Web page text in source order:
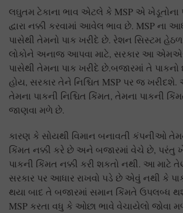
લઘુતમ ટેકાના ભાવ એટલે કે MSP એ ખેડૂતોના
દ્વારા નક્કી કરવામાં આવેલ ભાવ છે. MSP ના
પાસેથી તેમનો પાક ખરીદે છે. રેશન સિસ્ટમ
લોકોને અનાજ આપવા માટે, સરકાર આ
પાસેથી તેમના પાક ખરીદે છે.બજારમાં તે
હોય, સરકાર તેને નિશ્ચિત MSP પર જ
તેમના પાકની નિશ્ચિત કિંમત, તેમના પાકની
જાણવા મળે છે.
કારણ કે સોયથી વિમાન બનાવતી કંપનીઓ
કિંમત નક્કી કરે છે અને બજારમાં વેચે છે, પરંતુ
પાકની કિંમત નક્કી કરી શકતો નથી. આ
સરકાર પર આધાર રાખવો પડે છે એવું નથી કે
થયા બાદ તે બજારમાં સમાન કિંમતે ઉપલબ્ધ
MSP કરતા વધુ કે ઓછા ભાવે વેચાયેલો જોવા